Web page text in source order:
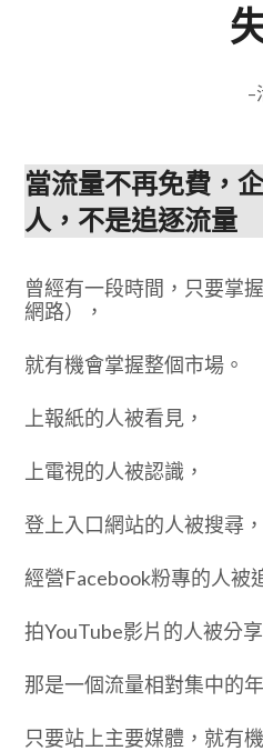
–
當流量不再免費，
人，不是追逐流量
曾經有一段時間，只要掌
網路），
就有機會掌握整個市場。
上報紙的人被看見，
上電視的人被認識，
登上入口網站的人被搜尋，
經營Facebook粉專的人被
拍YouTube影片的人被分享
那是一個流量相對集中的
只要站上主要媒體，就有